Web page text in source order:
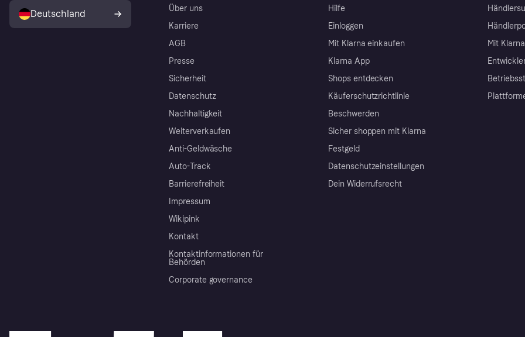
Über uns
Karriere
AGB
Presse
Sicherheit
Datenschutz
Nachhaltigkeit
Weiterverkaufen
Anti-Geldwäsche
Auto-Track
Barrierefreiheit
Impressum
Wikipink
Kontakt
Kontaktinformationen für
Behörden
Corporate governance
Hilfe
Einloggen
Mit Klarna einkaufen
Klarna App
Shops entdecken
Käuferschutzrichtlinie
Beschwerden
Sicher shoppen mit Klarna
Festgeld
Datenschutzeinstellungen
Dein Widerrufsrecht
Mit
Deutschland